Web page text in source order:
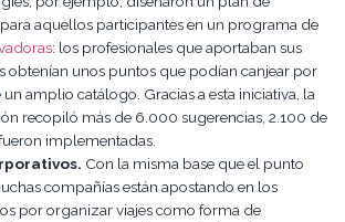
aquellos participantes en un programa de
: los profesionales que aportaban sus
obtenían unos puntos que podían canjear por
amplio catálogo. Gracias a esta iniciativa, la
recopiló más de 6.000 sugerencias, 2.100 de
implementadas.
Con la misma base que el punto
compañías están apostando en los
por organizar viajes como forma de